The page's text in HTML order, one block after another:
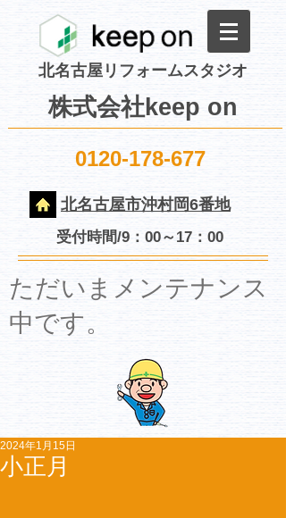
北名古屋リフォームスタジオ
株式会社keep on
0120-178-677
北名古屋市沖村岡6番地
受付時間/9：00～17：00
​ただいまメンテナンス
中です。
小正月
2024年1月15日